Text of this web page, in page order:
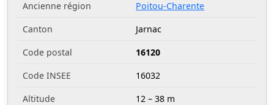
Ancienne région
Poitou-Charente
Canton
Jarnac
Code postal
16120
Code INSEE
16032
Altitude
12 – 38 m